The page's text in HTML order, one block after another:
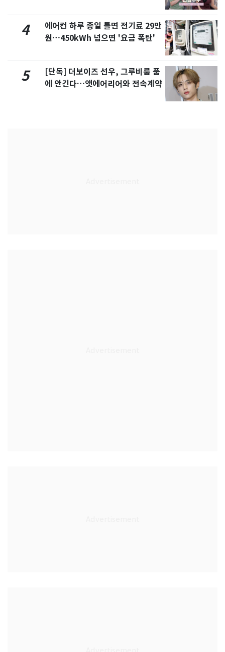
4
에어컨 하루 종일 틀면 전기료 29만
원…450kWh 넘으면 '요금 폭탄'
5
[단독] 더보이즈 선우, 그루비룸 품
에 안긴다…앳에어리어와 전속계약